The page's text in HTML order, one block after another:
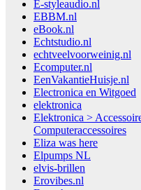
E-styleaudio.nl
EBBM.nl
eBook.nl
Echtstudio.nl
echtveelvoorweinig.nl
Ecomputer.nl
EenVakantieHuisje.nl
Electronica en Witgoed
elektronica
Elektronica >
Computeraccessoires
Eliza was here
Elpumps NL
elvis-brillen
Erovibes.nl